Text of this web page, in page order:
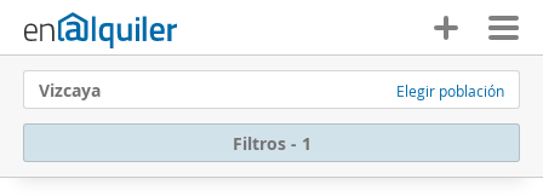
Vizcaya Elegir población
Filtros - 1